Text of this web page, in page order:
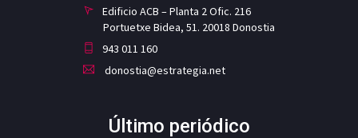
Edificio ACB – Planta 2 Ofic. 216
Portuetxe Bidea, 51. 20018 Donostia
943 011 160
donostia@estrategia.net
Último periódico